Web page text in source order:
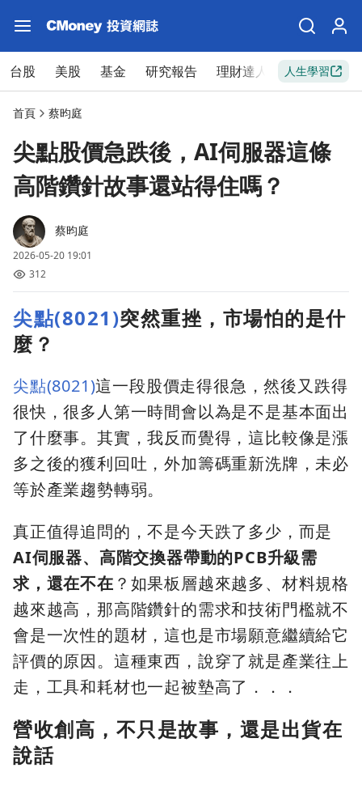
台股 美股 基金 研究報告 理財達人 新手入門
人生學習
首頁 蔡昀庭
尖點股價急跌後，AI伺服器這條
高階鑽針故事還站得住嗎？
蔡昀庭
2026-05-20 19:01
312
尖點(8021)突然重挫，市場怕的是什
麼？
尖點(8021)這一段股價走得很急，然後又跌得
很快，很多人第一時間會以為是不是基本面出
了什麼事。其實，我反而覺得，這比較像是漲
多之後的獲利回吐，外加籌碼重新洗牌，未必
等於產業趨勢轉弱。
真正值得追問的，不是今天跌了多少，而是
AI伺服器、高階交換器帶動的PCB升級需
求，還在不在 ？如果板層越來越多、材料規格
越來越高，那高階鑽針的需求和技術門檻就不
會是一次性的題材，這也是市場願意繼續給它
評價的原因。這種東西，說穿了就是產業往上
走，工具和耗材也一起被墊高了．．．
營收創高，不只是故事，還是出貨在
說話